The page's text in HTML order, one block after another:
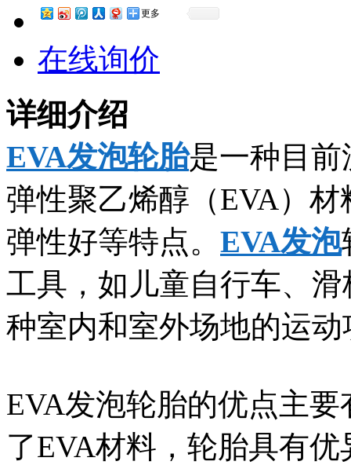
更多
在线询价
详细介绍
EVA发泡轮胎是一种目
弹性聚乙烯醇（EVA）
弹性好等特点。 EVA发泡
工具，如儿童自行车、
种室内和室外场地的运动
EVA发泡轮胎的优点主
了EVA材料，轮胎具有